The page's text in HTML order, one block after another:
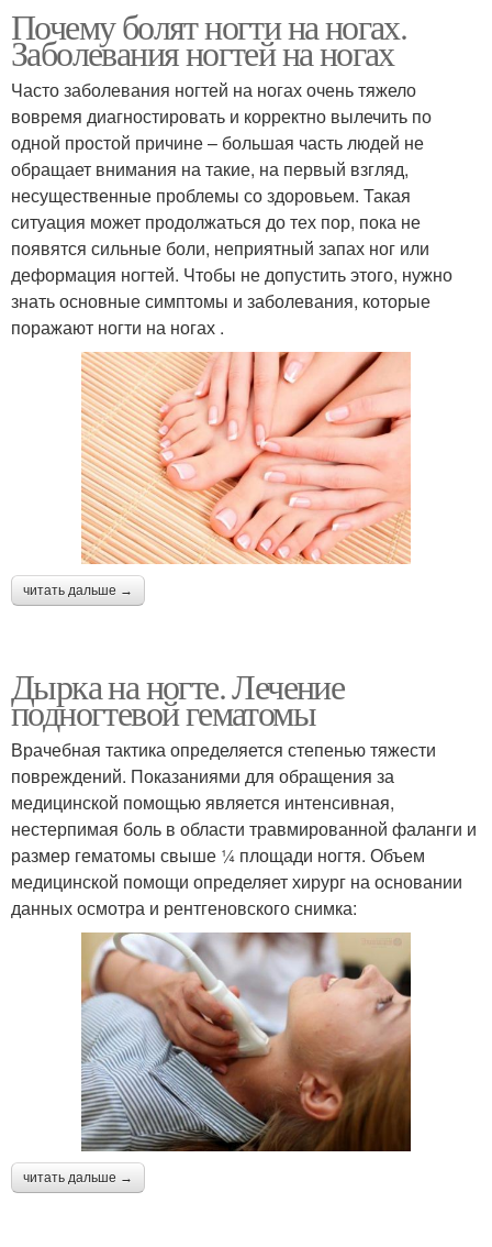
Почему болят ногти на ногах.
Заболевания ногтей на ногах
Часто заболевания ногтей на ногах очень тяжело
вовремя диагностировать и корректно вылечить по
одной простой причине – большая часть людей не
обращает внимания на такие, на первый взгляд,
несущественные проблемы со здоровьем. Такая
ситуация может продолжаться до тех пор, пока не
появятся сильные боли, неприятный запах ног или
деформация ногтей. Чтобы не допустить этого, нужно
знать основные симптомы и заболевания, которые
поражают ногти на ногах .
читать дальше →
Дырка на ногте. Лечение
подногтевой гематомы
Врачебная тактика определяется степенью тяжести
повреждений. Показаниями для обращения за
медицинской помощью является интенсивная,
нестерпимая боль в области травмированной фаланги и
размер гематомы свыше ¼ площади ногтя. Объем
медицинской помощи определяет хирург на основании
данных осмотра и рентгеновского снимка:
читать дальше →